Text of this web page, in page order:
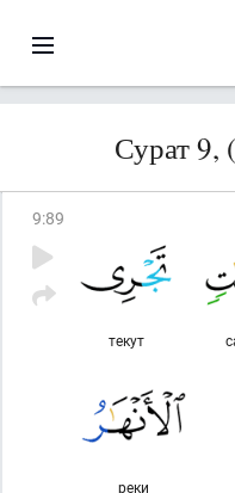
Сурат 9,
9:89
текут
реки